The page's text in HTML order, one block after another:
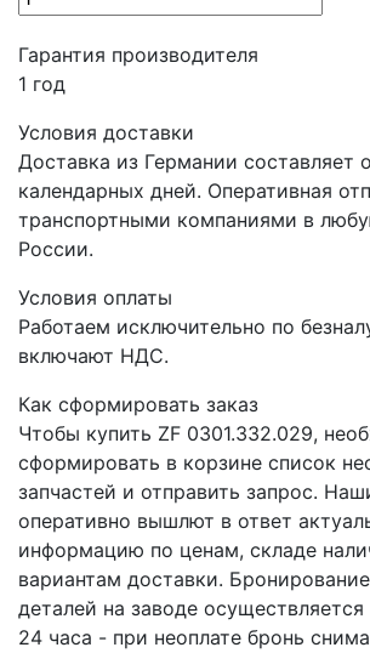
Гарантия производителя
1 год
Условия доставки
Доставка из Германии составляет
календарных дней. Оперативная
транспортными компаниями в
России.
Условия оплаты
Работаем исключительно по
включают НДС.
Как сформировать заказ
Чтобы купить ZF 0301.332.029,
сформировать в корзине список
запчастей и отправить запрос.
оперативно вышлют в ответ
информацию по ценам, складе
вариантам доставки.
деталей на заводе
24 часа - при неоплате бронь